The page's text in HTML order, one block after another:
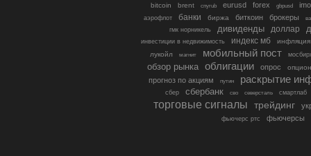
bitcoin brent cnyrub eurusd forex gbpusd
аэрофлот банки биржа биткоин брокеры
гмк норникель
дивиденды доллар
инвестиции в недвижимость индекс мб
инфляция
лукойл
магнит мобильный пост
обзор рынка облигации опрос
прогноз по акциям путин раскрытие
сбер сбербанк сво северсталь смартлаб
торговые сигналы трейдинг
фьючерс ртс фьючерсы